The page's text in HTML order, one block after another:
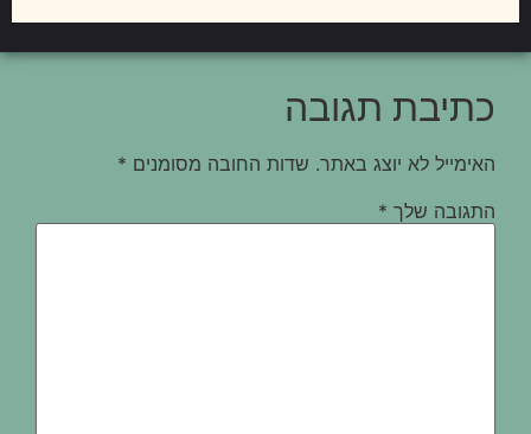
כתיבת תגובה
האימייל לא יוצג באתר. שדות החובה מסומנים *
התגובה שלך *